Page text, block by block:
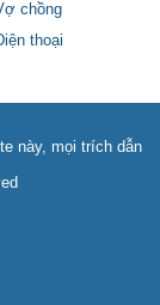
chồng
thoại
này, mọi trích dẫn